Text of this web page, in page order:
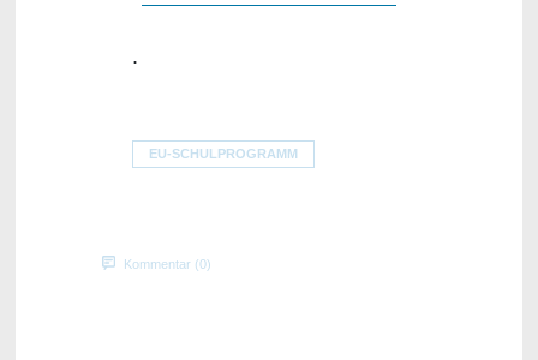
.
EU-SCHULPROGRAMM
Kommentar (0)